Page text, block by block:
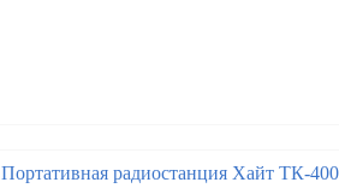
Портативная радиостанция Хайт ТК-